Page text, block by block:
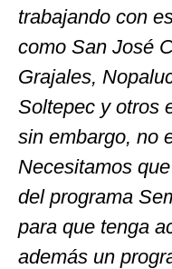
trabajando con
como San José
Grajales,
Soltepec y otros
sin embargo, no
Necesitamos
del programa
para que tenga
además un